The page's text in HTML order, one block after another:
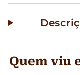
Quem viu